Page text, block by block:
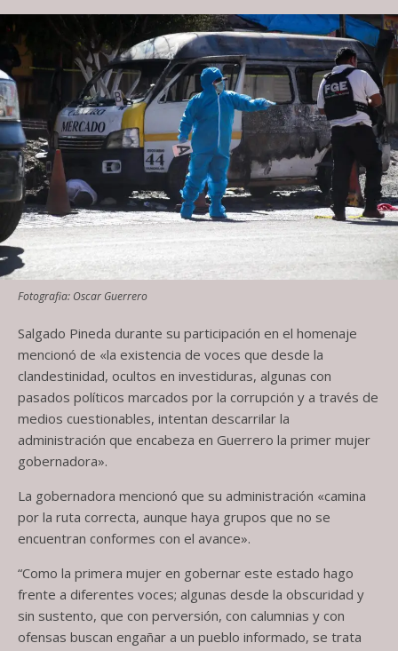
Fotografia: Oscar Guerrero
Salgado Pineda durante su participación en el homenaje
mencionó de «la existencia de voces que desde la
clandestinidad, ocultos en investiduras, algunas con
pasados políticos marcados por la corrupción y a través de
medios cuestionables, intentan descarrilar la
administración que encabeza en Guerrero la primer mujer
gobernadora».
La gobernadora mencionó que su administración «camina
por la ruta correcta, aunque haya grupos que no se
encuentran conformes con el avance».
“Como la primera mujer en gobernar este estado hago
frente a diferentes voces; algunas desde la obscuridad y
sin sustento, que con perversión, con calumnias y con
ofensas buscan engañar a un pueblo informado, se trata